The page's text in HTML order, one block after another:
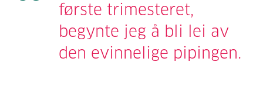
første trimesteret,
begynte jeg å bli lei av
den evinnelige pipingen.